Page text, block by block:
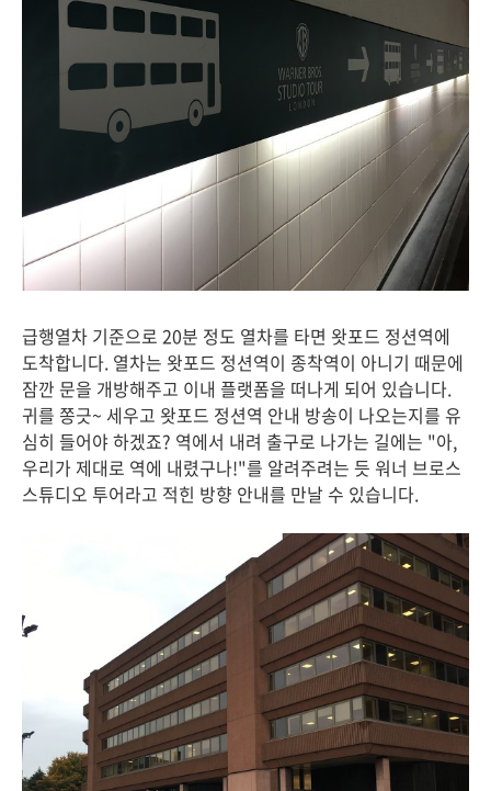
급행열차 기준으로 20분 정도 열차를 타면 왓포드 정션역에
도착합니다. 열차는 왓포드 정션역이 종착역이 아니기 때문에
잠깐 문을 개방해주고 이내 플랫폼을 떠나게 되어 있습니다.
귀를 쫑긋~ 세우고 왓포드 정션역 안내 방송이 나오는지를 유
심히 들어야 하겠죠? 역에서 내려 출구로 나가는 길에는 "아,
우리가 제대로 역에 내렸구나!"를 알려주려는 듯 워너 브로스
스튜디오 투어라고 적힌 방향 안내를 만날 수 있습니다.